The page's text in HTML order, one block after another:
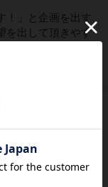
！」と企画を出す
を出して頂きやす
べるところ
ころを簡単にで